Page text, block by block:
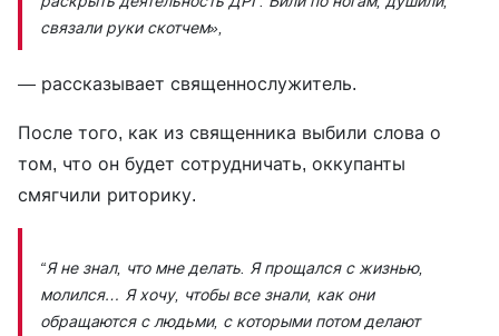
связали руки скотчем»,
— рассказывает священнослужитель.
После того, как из священника выбили слова о
том, что он будет сотрудничать, оккупанты
смягчили риторику.
“Я не знал, что мне делать. Я прощался с жизнью,
молился… Я хочу, чтобы все знали, как они
обращаются с людьми, с которыми потом делают